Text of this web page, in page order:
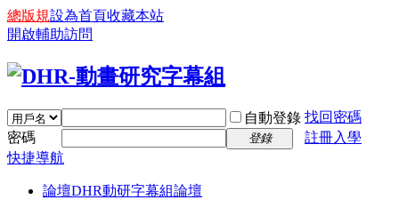
總版規設為首頁收藏本站
開啟輔助訪問
自動登錄 找回密碼
密碼
登錄
註冊入學
快捷導航
論壇DHR動研字幕組論壇